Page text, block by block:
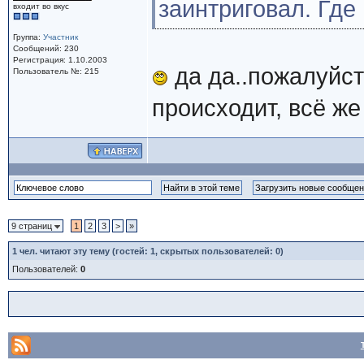
входит во вкус
Группа: Участник
Сообщений: 230
Регистрация: 1.10.2003
Пользователь №: 215
заинтриговал.
да
происходит, всё
9 страниц 1 2 3 > »
1 чел. читают эту тему (гостей: 1, скрытых пользователей: 0)
Пользователей: 0